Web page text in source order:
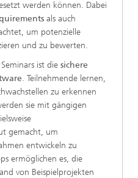
werden können. Dabei
als auch
um potenzielle
und zu bewerten.
ist die sichere
. Teilnehmende lernen,
zu erkennen
sie mit gängigen
gemacht, um
entwickeln zu
ermöglichen es, die
von Beispielprojekten